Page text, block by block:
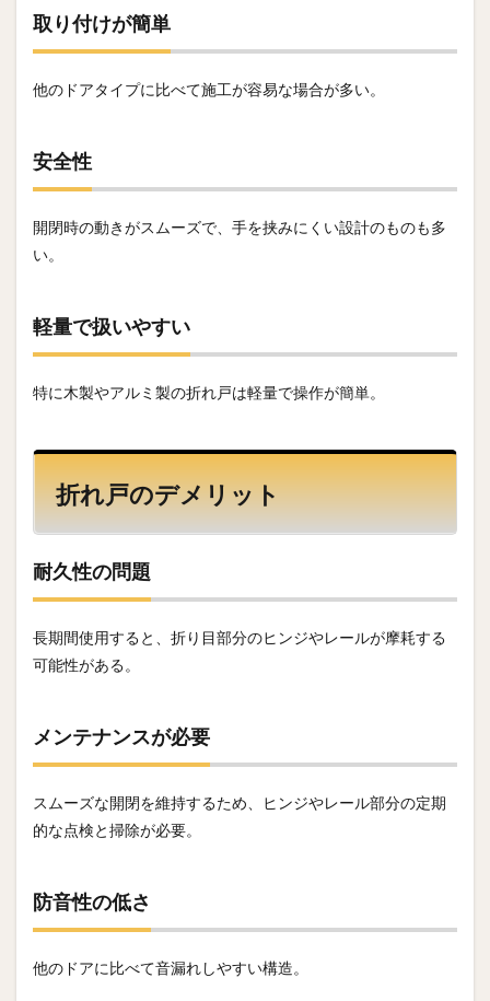
取り付けが簡単
他のドアタイプに比べて施工が容易な場合が多い。
安全性
開閉時の動きがスムーズで、手を挟みにくい設計のものも多
い。
軽量で扱いやすい
特に木製やアルミ製の折れ戸は軽量で操作が簡単。
折れ戸のデメリット
耐久性の問題
長期間使用すると、折り目部分のヒンジやレールが摩耗する
可能性がある。
メンテナンスが必要
スムーズな開閉を維持するため、ヒンジやレール部分の定期
的な点検と掃除が必要。
防音性の低さ
他のドアに比べて音漏れしやすい構造。